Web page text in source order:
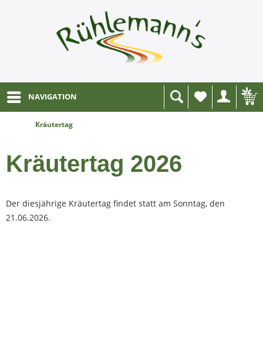
NAVIGATION
Wunschliste
Kräutertag
Kräutertag 2026
Der diesjährige Kräutertag findet statt am Sonntag, den
21.06.2026.